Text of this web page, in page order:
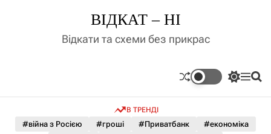
д
ВІДКАТ – НІ
Відкати та схеми без прикрас
П
м
М П
В ТРЕНДІ
#війна з Росією #гроші #Приватбанк
#економіка